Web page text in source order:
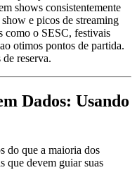
shows consistentemente
e picos de streaming
como o SESC, festivais
otimos pontos de partida.
de reserva.
Dados: Usando
do que a maioria dos
que devem guiar suas